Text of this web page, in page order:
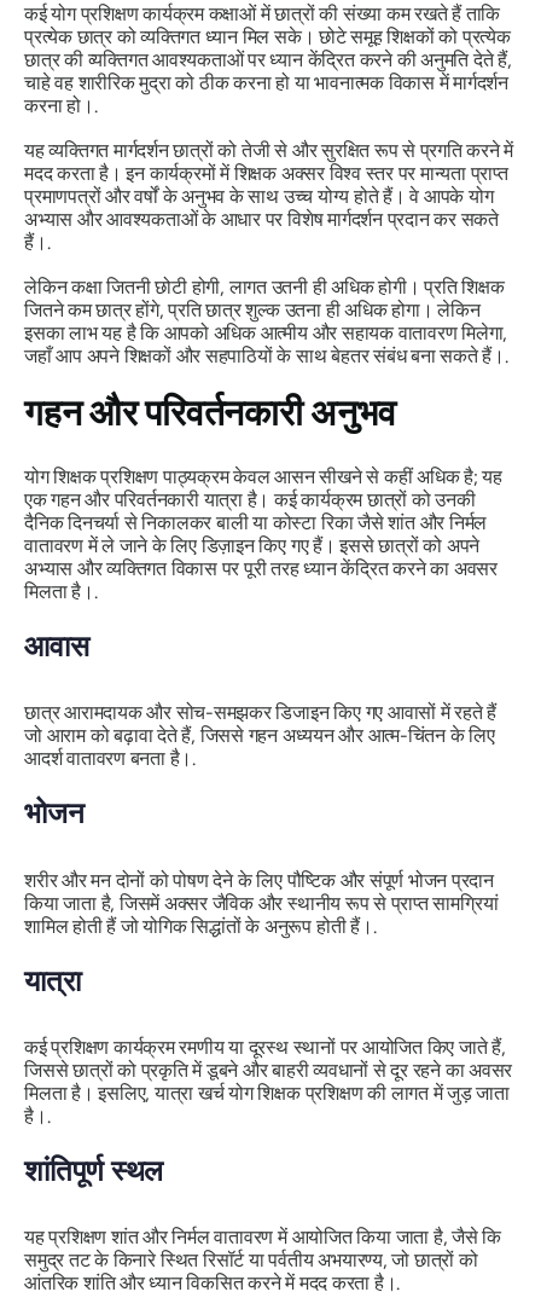
कई योग प्रशिक्षण कार्यक्रम कक्षाओं में छात्रों की संख्या कम रखते हैं ताकि
प्रत्येक छात्र को व्यक्तिगत ध्यान मिल सके। छोटे समूह शिक्षकों को प्रत्येक
छात्र की व्यक्तिगत आवश्यकताओं पर ध्यान केंद्रित करने की अनुमति देते हैं,
चाहे वह शारीरिक मुद्रा को ठीक करना हो या भावनात्मक विकास में मार्गदर्शन
करना हो।.
यह व्यक्तिगत मार्गदर्शन छात्रों को तेजी से और सुरक्षित रूप से प्रगति करने में
मदद करता है। इन कार्यक्रमों में शिक्षक अक्सर विश्व स्तर पर मान्यता प्राप्त
प्रमाणपत्रों और वर्षों के अनुभव के साथ उच्च योग्य होते हैं। वे आपके योग
अभ्यास और आवश्यकताओं के आधार पर विशेष मार्गदर्शन प्रदान कर सकते
हैं।.
लेकिन कक्षा जितनी छोटी होगी, लागत उतनी ही अधिक होगी। प्रति शिक्षक
जितने कम छात्र होंगे, प्रति छात्र शुल्क उतना ही अधिक होगा। लेकिन
इसका लाभ यह है कि आपको अधिक आत्मीय और सहायक वातावरण मिलेगा,
जहाँ आप अपने शिक्षकों और सहपाठियों के साथ बेहतर संबंध बना सकते हैं।.
गहन और परिवर्तनकारी अनुभव
योग शिक्षक प्रशिक्षण पाठ्यक्रम केवल आसन सीखने से कहीं अधिक है; यह
एक गहन और परिवर्तनकारी यात्रा है। कई कार्यक्रम छात्रों को उनकी
दैनिक दिनचर्या से निकालकर बाली या कोस्टा रिका जैसे शांत और निर्मल
वातावरण में ले जाने के लिए डिज़ाइन किए गए हैं। इससे छात्रों को अपने
अभ्यास और व्यक्तिगत विकास पर पूरी तरह ध्यान केंद्रित करने का अवसर
मिलता है।.
आवास
छात्र आरामदायक और सोच-समझकर डिजाइन किए गए आवासों में रहते हैं
जो आराम को बढ़ावा देते हैं, जिससे गहन अध्ययन और आत्म-चिंतन के लिए
आदर्श वातावरण बनता है।.
भोजन
शरीर और मन दोनों को पोषण देने के लिए पौष्टिक और संपूर्ण भोजन प्रदान
किया जाता है, जिसमें अक्सर जैविक और स्थानीय रूप से प्राप्त सामग्रियां
शामिल होती हैं जो योगिक सिद्धांतों के अनुरूप होती हैं।.
यात्रा
कई प्रशिक्षण कार्यक्रम रमणीय या दूरस्थ स्थानों पर आयोजित किए जाते हैं,
जिससे छात्रों को प्रकृति में डूबने और बाहरी व्यवधानों से दूर रहने का अवसर
मिलता है। इसलिए, यात्रा खर्च योग शिक्षक प्रशिक्षण की लागत में जुड़ जाता
है।.
शांतिपूर्ण स्थल
यह प्रशिक्षण शांत और निर्मल वातावरण में आयोजित किया जाता है, जैसे कि
समुद्र तट के किनारे स्थित रिसॉर्ट या पर्वतीय अभयारण्य, जो छात्रों को
आंतरिक शांति और ध्यान विकसित करने में मदद करता है।.